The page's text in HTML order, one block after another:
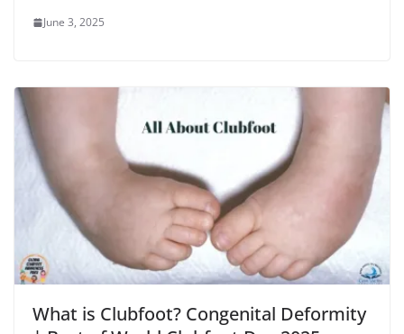
June 3, 2025
What is Clubfoot? Congenital Deformity